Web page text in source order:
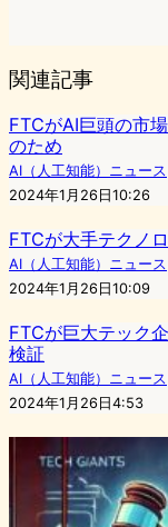
関連記事
FTCがAI巨頭の市
のため
AI（人工知能）ニュース
2024年1月26日10:26
FTCが大手テクノ
AI（人工知能）ニュース
2024年1月26日10:09
FTCが巨大テック
検証
AI（人工知能）ニュース
2024年1月26日4:53